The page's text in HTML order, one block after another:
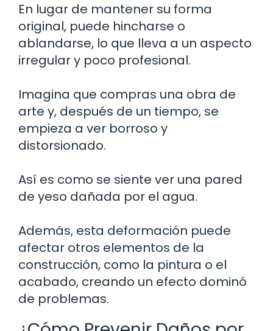
En lugar de mantener su forma
original, puede hincharse o
ablandarse, lo que lleva a un aspecto
irregular y poco profesional.
Imagina que compras una obra de
arte y, después de un tiempo, se
empieza a ver borroso y
distorsionado.
Así es como se siente ver una pared
de yeso dañada por el agua.
Además, esta deformación puede
afectar otros elementos de la
construcción, como la pintura o el
acabado, creando un efecto dominó
de problemas.